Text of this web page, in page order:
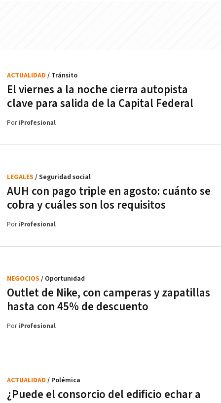
El viernes a la noche cierra autopista
clave para salida de la Capital Federal
ACTUALIDAD / Tránsito
PoriProfesional
AUH con pago triple en agosto: cuánto se
cobra y cuáles son los requisitos
LEGALES / Seguridad social
PoriProfesional
Outlet de Nike, con camperas y zapatillas
hasta con 45% de descuento
NEGOCIOS / Oportunidad
PoriProfesional
¿Puede el consorcio del edificio echar a
ACTUALIDAD / Polémica